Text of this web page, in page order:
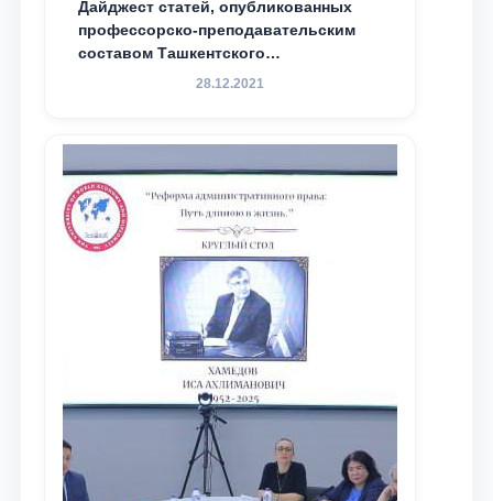
Дайджест статей, опубликованных
профессорско-преподавательским
составом Ташкентского
государственного юридического
доведения до международного
сообщества результатов реформ и
исследований в сфере
противодействия коррупции
28.12.2021